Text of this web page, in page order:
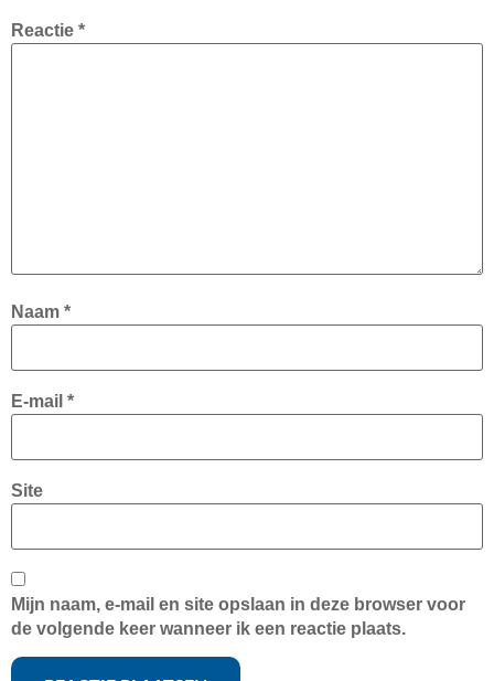
Reactie *
Naam *
E-mail *
Site
Mijn naam, e-mail en site opslaan in deze browser voor
de volgende keer wanneer ik een reactie plaats.